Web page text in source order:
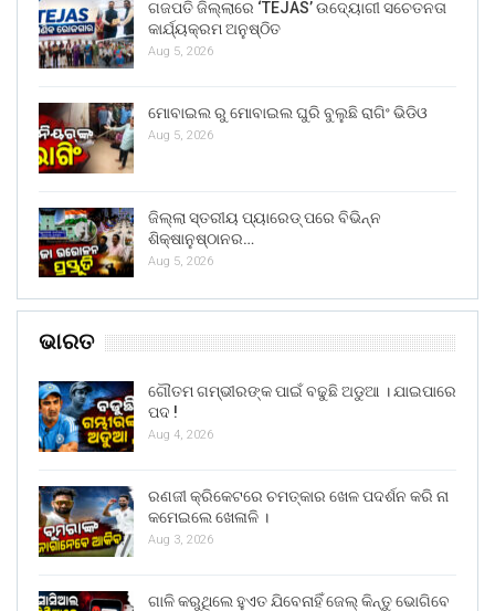
ଗଜପତି ଜିଲ୍ଲାରେ ‘TEJAS’ ଉଦ୍ୟୋଗୀ ସଚେତନତା
କାର୍ଯ୍ୟକ୍ରମ ଅନୁଷ୍ଠିତ
Aug 5, 2026
ମୋବାଇଲ ରୁ ମୋବାଇଲ ଘୁରି ବୁଲୁଛି ରାଗିଂ ଭିଡିଓ
Aug 5, 2026
ଜିଲ୍ଲା ସ୍ତରୀୟ ପ୍ୟାରେଡ୍ ପରେ ବିଭିନ୍ନ
ଶିକ୍ଷାନୁଷ୍ଠାନର…
Aug 5, 2026
ଭାରତ
ଗୌତମ ଗମ୍ଭୀରଙ୍କ ପାଇଁ ବଢୁଛି ଅଡୁଆ । ଯାଇପାରେ
ପଦ !
Aug 4, 2026
ରଣଜୀ କ୍ରିକେଟରେ ଚମତ୍କାର ଖେଳ ପଦର୍ଶନ କରି ନା
କମେଇଲେ ଖେଳାଳି ।
Aug 3, 2026
ଗାଳି କରୁଥିଲେ ହୁଏତ ଯିବେନାହିଁ ଜେଲ୍ କିନ୍ତୁ ଭୋଗିବେ